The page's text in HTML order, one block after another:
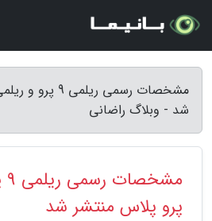
شد - وبلاگ راضانی
پرو پلاس منتشر شد